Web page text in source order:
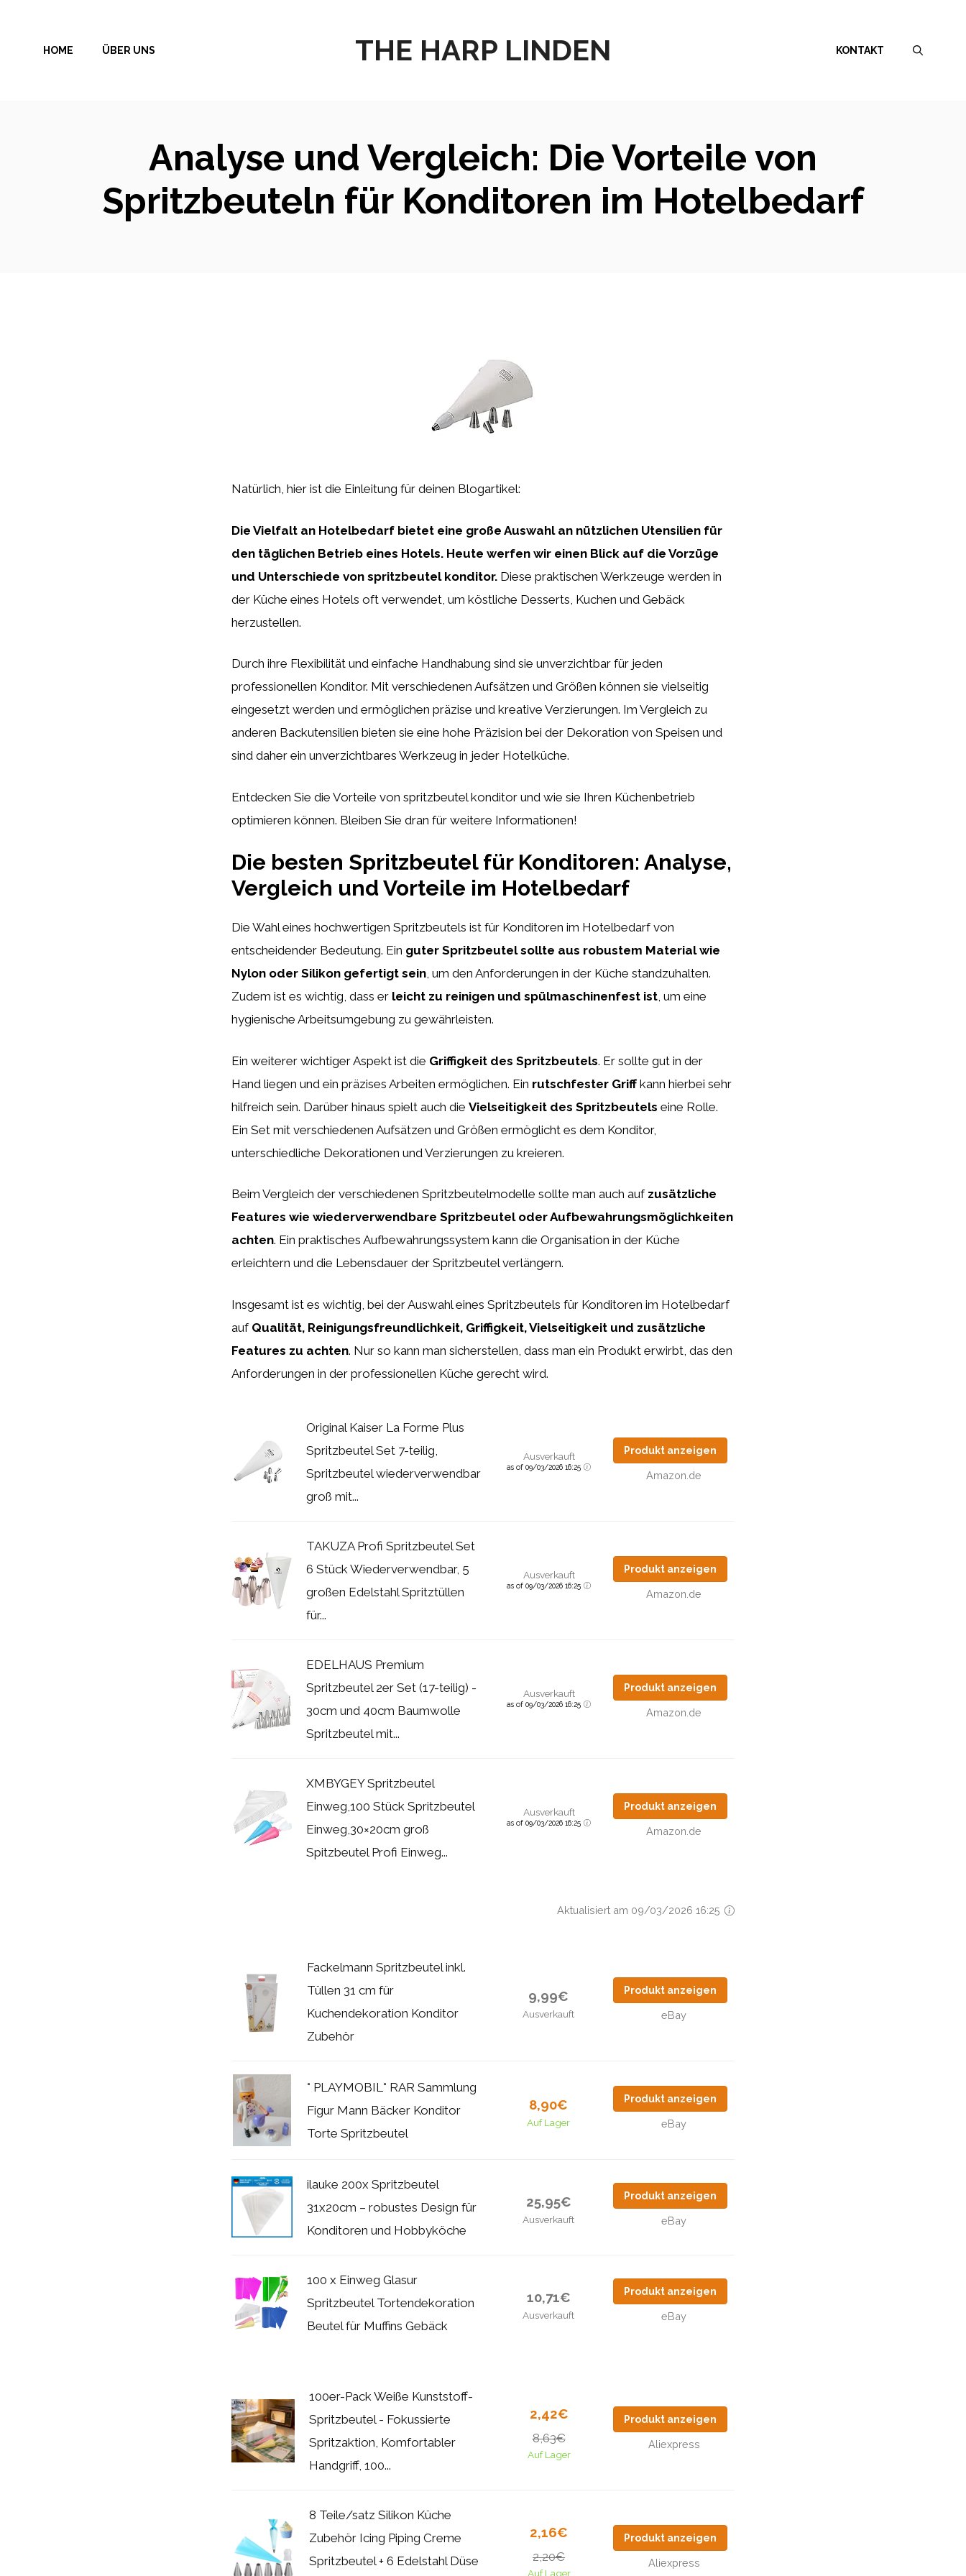
springen
THE HARP LINDEN
HOME ÜBER UNS KONTAKT
Analyse und Vergleich: Die Vorteile von
Spritzbeuteln für Konditoren im Hotelbedarf
Natürlich, hier ist die Einleitung für deinen Blogartikel:
Die Vielfalt an Hotelbedarf bietet eine große Auswahl an nützlichen Utensilien für
den täglichen Betrieb eines Hotels. Heute werfen wir einen Blick auf die Vorzüge
und Unterschiede von spritzbeutel konditor. Diese praktischen Werkzeuge werden in
der Küche eines Hotels oft verwendet, um köstliche Desserts, Kuchen und Gebäck
herzustellen.
Durch ihre Flexibilität und einfache Handhabung sind sie unverzichtbar für jeden
professionellen Konditor. Mit verschiedenen Aufsätzen und Größen können sie vielseitig
eingesetzt werden und ermöglichen präzise und kreative Verzierungen. Im Vergleich zu
anderen Backutensilien bieten sie eine hohe Präzision bei der Dekoration von Speisen und
sind daher ein unverzichtbares Werkzeug in jeder Hotelküche.
Entdecken Sie die Vorteile von spritzbeutel konditor und wie sie Ihren Küchenbetrieb
optimieren können. Bleiben Sie dran für weitere Informationen!
Die besten Spritzbeutel für Konditoren: Analyse,
Vergleich und Vorteile im Hotelbedarf
Die Wahl eines hochwertigen Spritzbeutels ist für Konditoren im Hotelbedarf von
entscheidender Bedeutung. Ein guter Spritzbeutel sollte aus robustem Material wie
Nylon oder Silikon gefertigt sein, um den Anforderungen in der Küche standzuhalten.
Zudem ist es wichtig, dass er leicht zu reinigen und spülmaschinenfest ist, um eine
hygienische Arbeitsumgebung zu gewährleisten.
Ein weiterer wichtiger Aspekt ist die Griffigkeit des Spritzbeutels. Er sollte gut in der
Hand liegen und ein präzises Arbeiten ermöglichen. Ein rutschfester Griff kann hierbei sehr
hilfreich sein. Darüber hinaus spielt auch die Vielseitigkeit des Spritzbeutels eine Rolle.
Ein Set mit verschiedenen Aufsätzen und Größen ermöglicht es dem Konditor,
unterschiedliche Dekorationen und Verzierungen zu kreieren.
Beim Vergleich der verschiedenen Spritzbeutelmodelle sollte man auch auf zusätzliche
Features wie wiederverwendbare Spritzbeutel oder Aufbewahrungsmöglichkeiten
achten. Ein praktisches Aufbewahrungssystem kann die Organisation in der Küche
erleichtern und die Lebensdauer der Spritzbeutel verlängern.
Insgesamt ist es wichtig, bei der Auswahl eines Spritzbeutels für Konditoren im Hotelbedarf
auf Qualität, Reinigungsfreundlichkeit, Griffigkeit, Vielseitigkeit und zusätzliche
Features zu achten. Nur so kann man sicherstellen, dass man ein Produkt erwirbt, das den
Anforderungen in der professionellen Küche gerecht wird.
Original Kaiser La Forme Plus
Spritzbeutel Set 7-teilig,
Spritzbeutel wiederverwendbar
groß mit...
Ausverkauft
as of 09/03/2026 16:25
Produkt anzeigen
Amazon.de
TAKUZA Profi Spritzbeutel Set
6 Stück Wiederverwendbar, 5
großen Edelstahl Spritztüllen
für...
Ausverkauft
as of 09/03/2026 16:25
Produkt anzeigen
Amazon.de
EDELHAUS Premium
Spritzbeutel 2er Set (17-teilig) -
30cm und 40cm Baumwolle
Spritzbeutel mit...
Ausverkauft
as of 09/03/2026 16:25
Produkt anzeigen
Amazon.de
XMBYGEY Spritzbeutel
Einweg,100 Stück Spritzbeutel
Einweg,30×20cm groß
Spitzbeutel Profi Einweg...
Ausverkauft
as of 09/03/2026 16:25
Produkt anzeigen
Amazon.de
Aktualisiert am 09/03/2026 16:25
Fackelmann Spritzbeutel inkl.
Tüllen 31 cm für
Kuchendekoration Konditor
Zubehör
9,99€
Ausverkauft
Produkt anzeigen
eBay
° PLAYMOBIL° RAR Sammlung
Figur Mann Bäcker Konditor
Torte Spritzbeutel
8,90€
Auf Lager
Produkt anzeigen
eBay
ilauke 200x Spritzbeutel
31x20cm – robustes Design für
Konditoren und Hobbyköche
25,95€
Ausverkauft
Produkt anzeigen
eBay
100 x Einweg Glasur
Spritzbeutel Tortendekoration
Beutel für Muffins Gebäck
10,71€
Ausverkauft
Produkt anzeigen
eBay
100er-Pack Weiße Kunststoff-
Spritzbeutel - Fokussierte
Spritzaktion, Komfortabler
Handgriff, 100...
2,42€
8,63€
Auf Lager
Produkt anzeigen
Aliexpress
8 Teile/satz Silikon Küche
Zubehör Icing Piping Creme
Spritzbeutel + 6 Edelstahl Düse
2,16€
2,20€
Auf Lager
Produkt anzeigen
Aliexpress